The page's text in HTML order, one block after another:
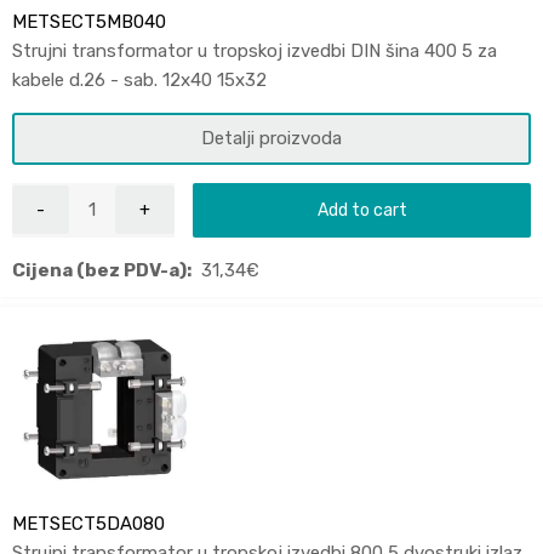
METSECT5MB040
Strujni transformator u tropskoj izvedbi DIN šina 400 5 za
kabele d.26 - sab. 12x40 15x32
Detalji proizvoda
Add to cart
Cijena (bez PDV-a): 31,34€
METSECT5DA080